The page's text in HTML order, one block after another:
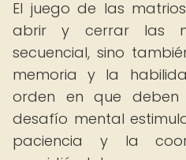
El juego de las
abrir y cerrar las
secuencial, sino
memoria y la
orden en que deben
desafío mental
paciencia y la